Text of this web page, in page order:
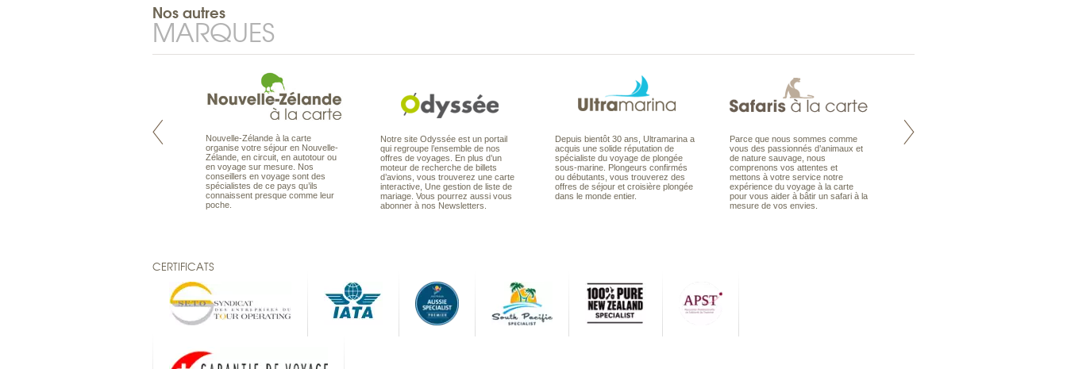
Nos autres
MARQUES
Pacifique à la carte est le spécialiste
Nouvelle-Zélande à la carte
organise votre séjour en Nouvelle-
Zélande, en circuit, en autotour ou
en voyage sur mesure. Nos
conseillers en voyage sont des
spécialistes de ce pays qu’ils
connaissent presque comme leur
poche.
Notre site Odyssée est un portail
qui regroupe l’ensemble de nos
offres de voyages. En plus d’un
moteur de recherche de billets
d’avions, vous trouverez une carte
interactive, Une gestion de liste de
mariage. Vous pourrez aussi vous
abonner à nos Newsletters.
Depuis bientôt 30 ans, Ultramarina a
acquis une solide réputation de
spécialiste du voyage de plongée
sous-marine. Plongeurs confirmés
ou débutants, vous trouverez des
offres de séjour et croisière plongée
dans le monde entier.
Parce que nous sommes comme
vous des passionnés d’animaux et
de nature sauvage, nous
comprenons vos attentes et
mettons à votre service notre
expérience du voyage à la carte
pour vous aider à bâtir un safari à la
mesure de vos envies.
Maldives à la Carte propose tous
CERTIFICATS